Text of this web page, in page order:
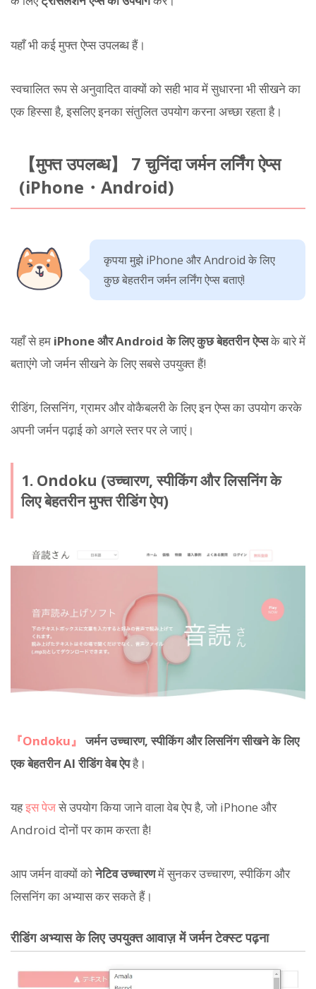
यहाँ भी कई मुफ्त ऐप्स उपलब्ध हैं।
स्वचालित रूप से अनुवादित वाक्यों को सही भाव में सुधारना भी सीखने का
एक हिस्सा है, इसलिए इनका संतुलित उपयोग करना अच्छा रहता है।
【मुफ्त उपलब्ध】 7 चुनिंदा जर्मन लर्निंग ऐप्स
(iPhone・Android)
कृपया मुझे iPhone और Android के लिए
कुछ बेहतरीन जर्मन लर्निंग ऐप्स बताएं!
यहाँ से हम iPhone और Android के लिए कुछ बेहतरीन ऐप्सके बारे में
बताएंगे जो जर्मन सीखने के लिए सबसे उपयुक्त हैं!
रीडिंग, लिसनिंग, ग्रामर और वोकैबलरी के लिए इन ऐप्स का उपयोग करके
अपनी जर्मन पढ़ाई को अगले स्तर पर ले जाएं।
1. Ondoku (उच्चारण, स्पीकिंग और लिसनिंग के
लिए बेहतरीन मुफ्त रीडिंग ऐप)
『Ondoku』 जर्मन उच्चारण, स्पीकिंग और लिसनिंग सीखने के लिए
एक बेहतरीन AI रीडिंग वेब ऐपहै।
यहइस पेजसे उपयोग किया जाने वाला वेब ऐप है, जो iPhone और
Android दोनों पर काम करता है!
आप जर्मन वाक्यों कोनेटिव उच्चारणमें सुनकर उच्चारण, स्पीकिंग और
लिसनिंग का अभ्यास कर सकते हैं।
रीडिंग अभ्यास के लिए उपयुक्त आवाज़ में जर्मन टेक्स्ट पढ़ना